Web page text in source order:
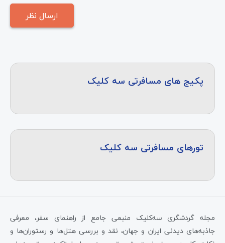
پکیج های مسافرتی سه کلیک
تورهای مسافرتی سه کلیک
مجله گردشگری سه‌کلیک منبعی جامع از راهنمای سفر، معرفی
جاذبه‌های دیدنی ایران و جهان، نقد و بررسی هتل‌ها و رستوران‌ها و